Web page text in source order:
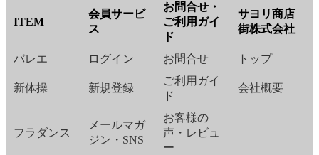
ITEM
会員サービ
ス
お問合せ・
ご利用ガイ
ド
サヨリ商店
街株式会社
バレエ ログイン お問合せ トップ
新体操 新規登録
ご利用ガイ
ド
会社概要
フラダンス
メールマガ
ジン・SNS
お客様の
声・レビュ
ー